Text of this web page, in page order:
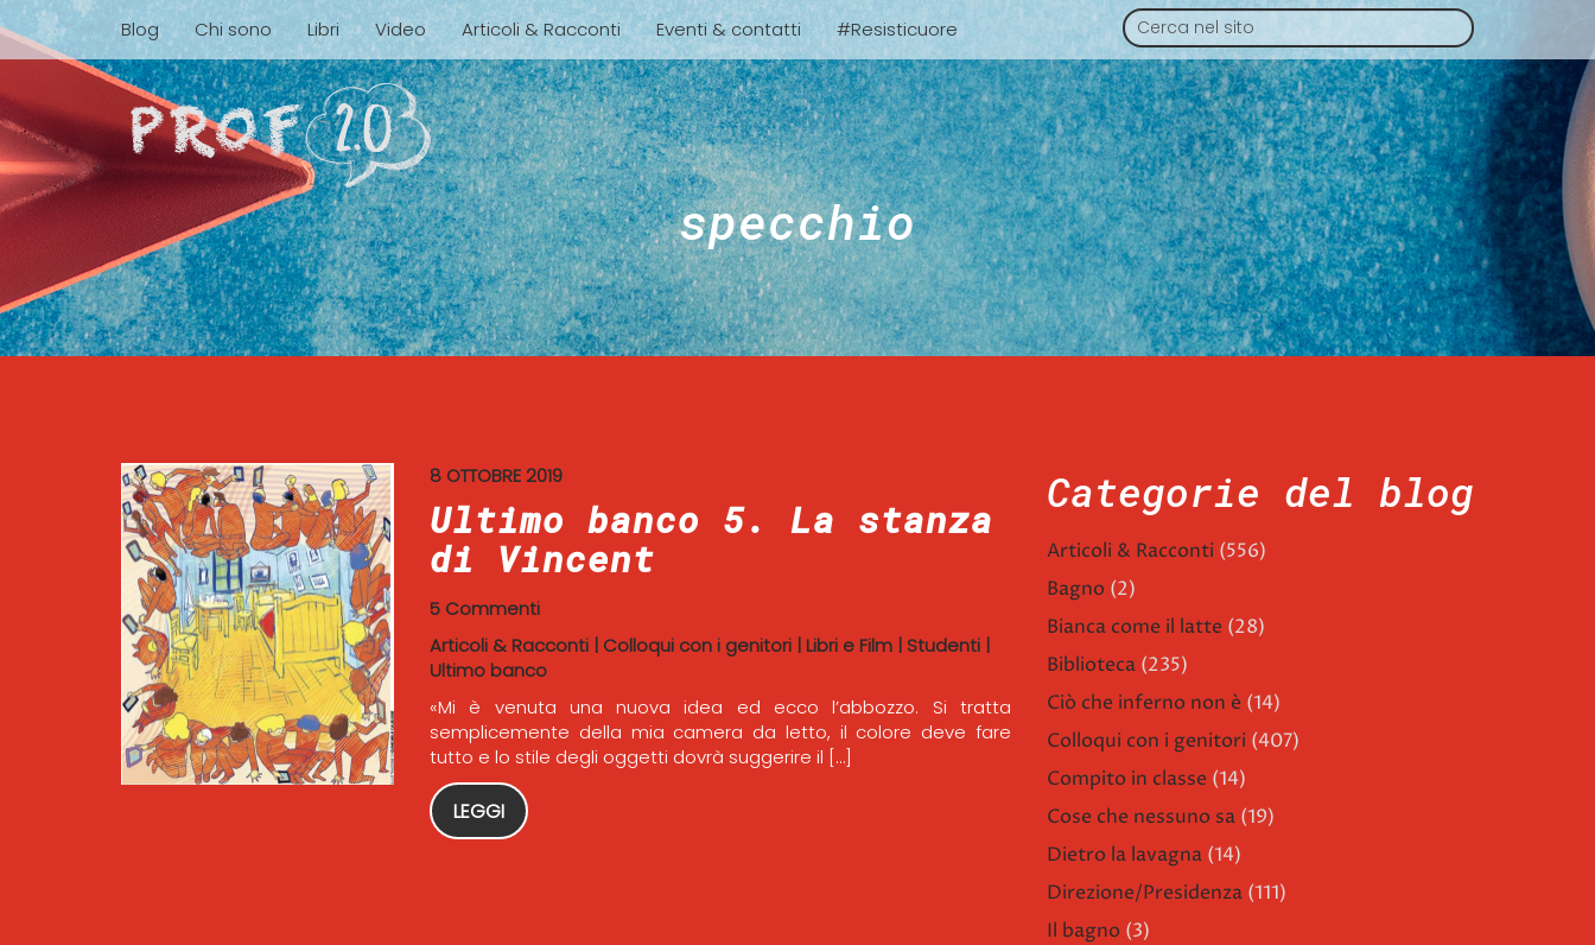
Blog Chi sono Libri Video Articoli & Racconti Eventi & contatti #Resisticuore
specchio
8 OTTOBRE 2019
Ultimo banco 5. La stanza
di Vincent
5 Commenti
Articoli & Racconti| Colloqui con i genitori| Libri e Film| Studenti|
Ultimo banco
«Mi è venuta una nuova idea ed ecco l’abbozzo. Si tratta
semplicemente della mia camera da letto, il colore deve fare
tutto e lo stile degli oggetti dovrà suggerire il […]
LEGGI
Categorie del blog
Articoli & Racconti (556)
Bagno (2)
Bianca come il latte (28)
Biblioteca (235)
Ciò che inferno non è (14)
Colloqui con i genitori (407)
Compito in classe (14)
Cose che nessuno sa (19)
Dietro la lavagna (14)
Direzione/Presidenza (111)
Il bagno (3)